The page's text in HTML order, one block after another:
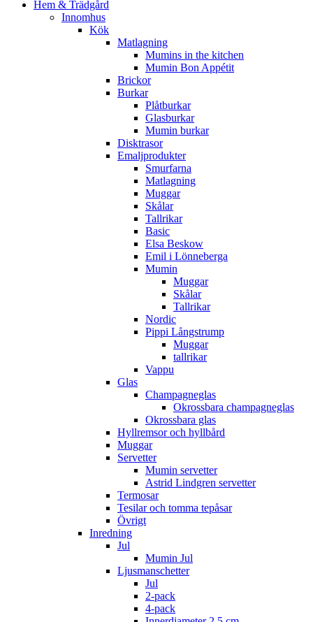
Hem & Trädgård
Innomhus
Kök
Matlagning
Mumins in the kitchen
Mumin Bon Appétit
Brickor
Burkar
Plåtburkar
Glasburkar
Mumin burkar
Disktrasor
Emaljprodukter
Smurfarna
Matlagning
Muggar
Skålar
Tallrikar
Basic
Elsa Beskow
Emil i Lönneberga
Mumin
Muggar
Skålar
Tallrikar
Nordic
Pippi Långstrump
Muggar
tallrikar
Vappu
Glas
Champagneglas
Okrossbara champagneglas
Okrossbara glas
Hyllremsor och hyllbård
Muggar
Servetter
Mumin servetter
Astrid Lindgren servetter
Termosar
Tesilar och tomma tepåsar
Övrigt
Inredning
Jul
Mumin Jul
Ljusmanschetter
Jul
2-pack
4-pack